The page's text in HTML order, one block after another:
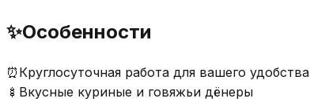
✨Особенности
⏰ Круглосуточная работа для вашего удобства
🍢 Вкусные куриные и говяжьи дёнеры